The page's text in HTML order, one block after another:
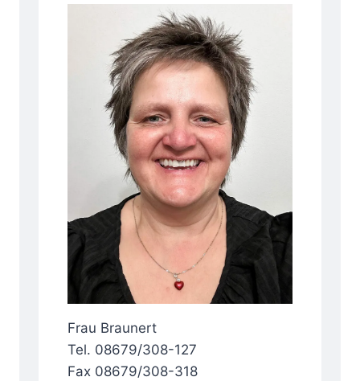
Frau Braunert
Tel. 08679/308-127
Fax 08679/308-318